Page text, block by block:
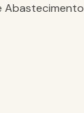
Abastecimento